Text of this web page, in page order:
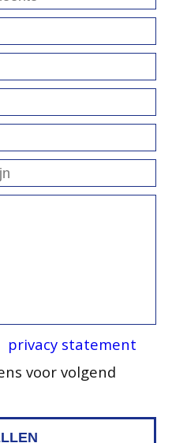
privacy statement
voor volgend